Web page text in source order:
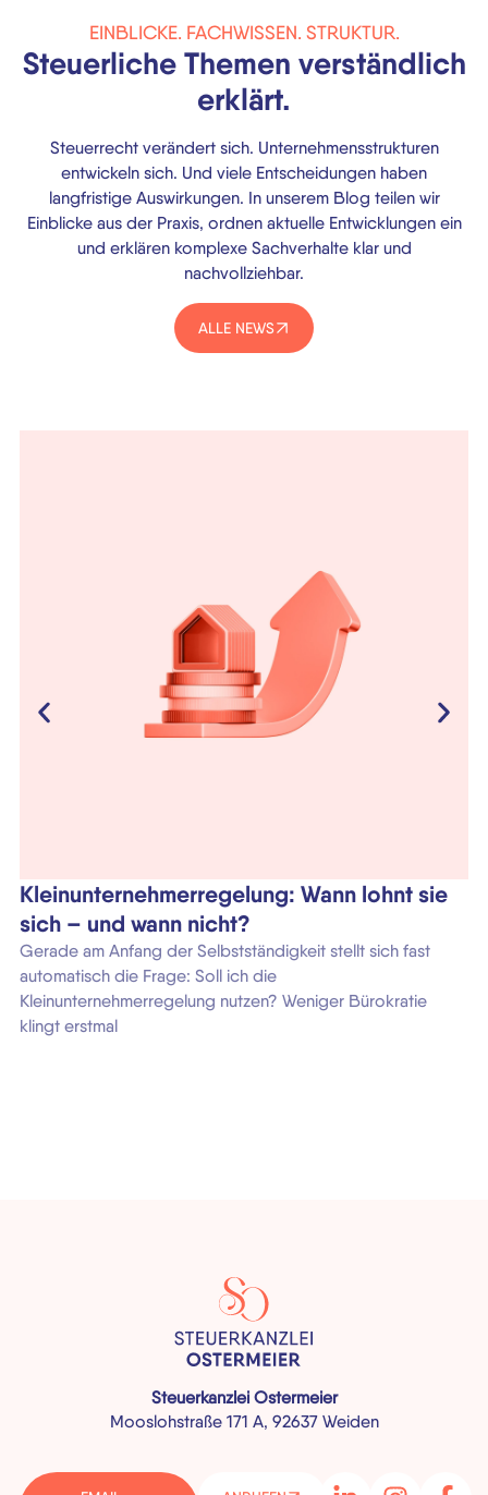
EINBLICKE. FACHWISSEN. STRUKTUR.
Steuerliche Themen verständlich
erklärt.
Steuerrecht verändert sich. Unternehmensstrukturen
entwickeln sich. Und viele Entscheidungen haben
langfristige Auswirkungen. In unserem Blog teilen wir
Einblicke aus der Praxis, ordnen aktuelle Entwicklungen ein
und erklären komplexe Sachverhalte klar und
nachvollziehbar.
ALLE NEWS
Kleinunternehmerregelung: Wann lohnt sie
sich – und wann nicht?
Gerade am Anfang der Selbstständigkeit stellt sich fast
automatisch die Frage: Soll ich die
Kleinunternehmerregelung nutzen? Weniger Bürokratie
klingt erstmal
Steuerkanzlei Ostermeier
Mooslohstraße 171 A, 92637 Weiden